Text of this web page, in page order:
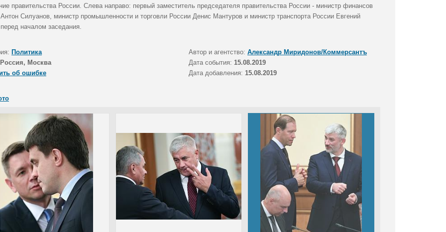
правительства России. Слева направо: первый заместитель председателя правительства России - министр финансов
Силуанов, министр промышленности и торговли России Денис Мантуров и министр транспорта России Евгений
началом заседания.
Политика Автор и агентство: Александр Миридонов/Коммерсантъ
Россия, Москва Дата события: 15.08.2019
об ошибке
Дата добавления: 15.08.2019